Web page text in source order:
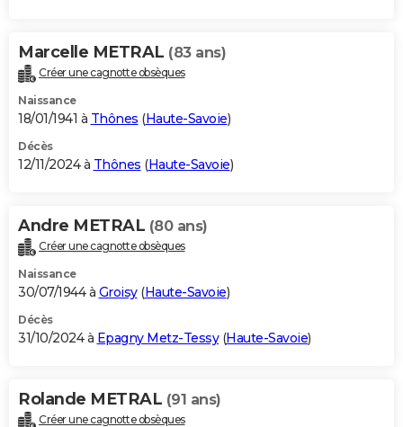
Marcelle METRAL (83 ans)
Créer une cagnotte obsèques
Naissance
18/01/1941 à Thônes (Haute-Savoie)
Décès
12/11/2024 à Thônes (Haute-Savoie)
Andre METRAL (80 ans)
Créer une cagnotte obsèques
Naissance
30/07/1944 à Groisy(Haute-Savoie)
Décès
31/10/2024 à Epagny Metz-Tessy(Haute-Savoie)
Rolande METRAL (91 ans)
Créer une cagnotte obsèques